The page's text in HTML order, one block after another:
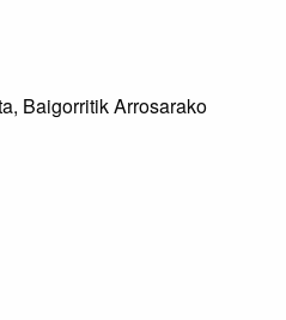
Baigorritik Arrosarako